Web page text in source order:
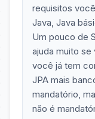
requisitos
Java, Java
Um pouco de
ajuda muito
você já tem
JPA mais
mandatório,
não é